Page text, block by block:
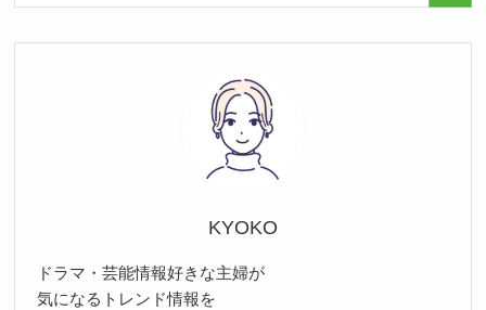
KYOKO
ドラマ・芸能情報好きな主婦が
気になるトレンド情報を